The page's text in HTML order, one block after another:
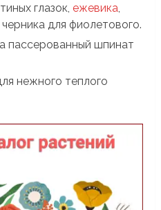
глазок, ежевика,
для фиолетового.
пассерованный шпинат
нежного теплого